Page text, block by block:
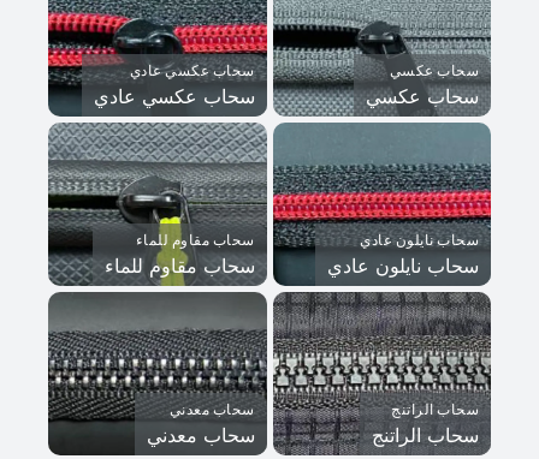
سحاب عكسي عادي
سحاب عكسي عادي
سحاب عكسي
سحاب عكسي
سحاب مقاوم للماء
سحاب مقاوم للماء
سحاب نايلون عادي
سحاب نايلون عادي
سحاب معدني
سحاب معدني
سحاب الراتنج
سحاب الراتنج